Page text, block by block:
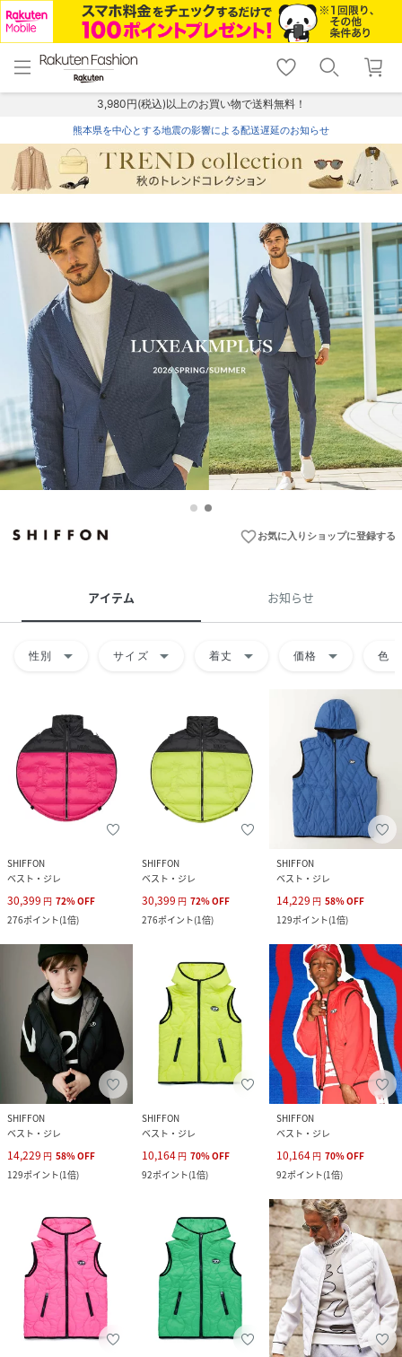
menu home
トップ
shopping_cart lock_outline
ログイン
3,980円(税込)以上のお買い物で送料無料！
熊本県を中心とする地震の影響による配送遅延のお知らせ
favorite_borderお気に入りショップに登録する
アイテム お知らせ
性別 arrow_drop_down サイズ arrow_drop_down 着丈 arrow_drop_down 価格 arrow_drop_down 色
SHIFFON
ベスト・ジレ
30,399 円 72%OFF
276ポイント(1倍)
SHIFFON
ベスト・ジレ
30,399 円 72%OFF
276ポイント(1倍)
SHIFFON
ベスト・ジレ
14,229 円 58%OFF
129ポイント(1倍)
SHIFFON
ベスト・ジレ
14,229 円 58%OFF
129ポイント(1倍)
SHIFFON
ベスト・ジレ
10,164 円 70%OFF
92ポイント(1倍)
SHIFFON
ベスト・ジレ
10,164 円 70%OFF
92ポイント(1倍)